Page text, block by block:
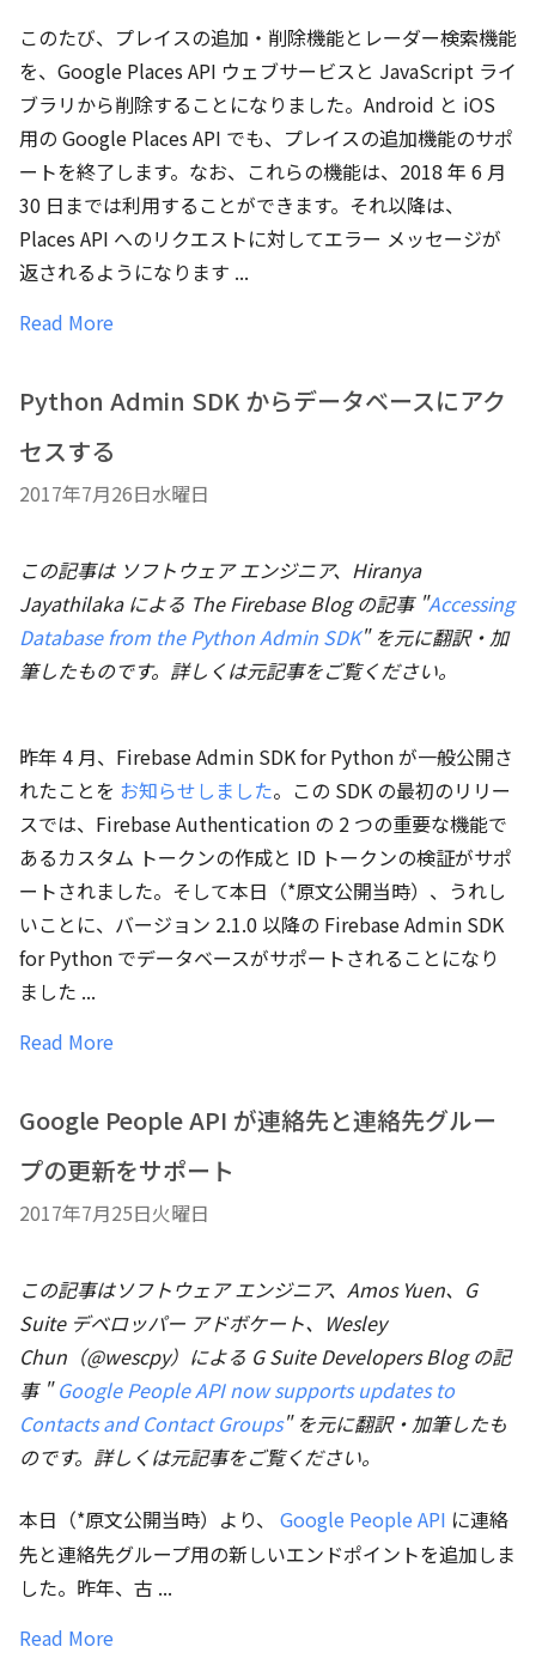
このたび、プレイスの追加・削除機能とレーダー検索機能
を、Google Places API ウェブサービスと JavaScript ライ
ブラリから削除することになりました。Android と iOS
用の Google Places API でも、プレイスの追加機能のサポ
ートを終了します。なお、これらの機能は、2018 年 6 月
30 日までは利用することができます。それ以降は、
Places API へのリクエストに対してエラー メッセージが
返されるようになります ...
Read More
Python Admin SDK からデータベースにアク
セスする
2017年7月26日水曜日
この記事は ソフトウェア エンジニア、Hiranya
Jayathilaka による The Firebase Blog の記事 "Accessing
Database from the Python Admin SDK" を元に翻訳・加
筆したものです。詳しくは元記事をご覧ください。
昨年 4 月、Firebase Admin SDK for Python が一般公開さ
れたことを お知らせしました。この SDK の最初のリリー
スでは、Firebase Authentication の 2 つの重要な機能で
あるカスタム トークンの作成と ID トークンの検証がサポ
ートされました。そして本日（*原文公開当時）、うれし
いことに、バージョン 2.1.0 以降の Firebase Admin SDK
for Python でデータベースがサポートされることになり
ました ...
Read More
Google People API が連絡先と連絡先グルー
プの更新をサポート
2017年7月25日火曜日
この記事はソフトウェア エンジニア、Amos Yuen、G
Suite デベロッパー アドボケート、Wesley
Chun（@wescpy）による G Suite Developers Blog の記
事 "Google People API now supports updates to
Contacts and Contact Groups" を元に翻訳・加筆したも
のです。詳しくは元記事をご覧ください。
本日（*原文公開当時）より、 Google People API に連絡
先と連絡先グループ用の新しいエンドポイントを追加しま
した。昨年、古 ...
Read More